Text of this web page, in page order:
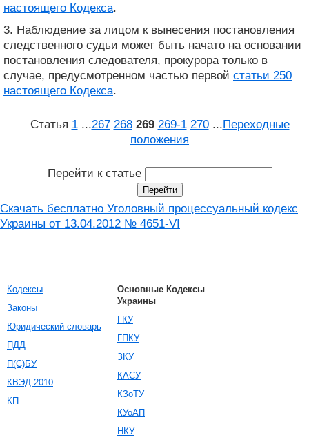
настоящего Кодекса.
3. Наблюдение за лицом к вынесения постановления
следственного судьи может быть начато на основании
постановления следователя, прокурора только в
случае, предусмотренном частью первой статьи 250
настоящего Кодекса.
Статья 1 ...267 268 269 269‑1 270 ...Переходные
положения
Перейти к статье
Скачать бесплатно Уголовный процессуальный кодекс
Украины от 13.04.2012 № 4651-VI
Кодексы
Законы
Юридический словарь
ПДД
П(С)БУ
КВЭД-2010
КП
Основные Кодексы
Украины
ГКУ
ГПКУ
ЗКУ
КАСУ
КЗоТУ
КУоАП
НКУ